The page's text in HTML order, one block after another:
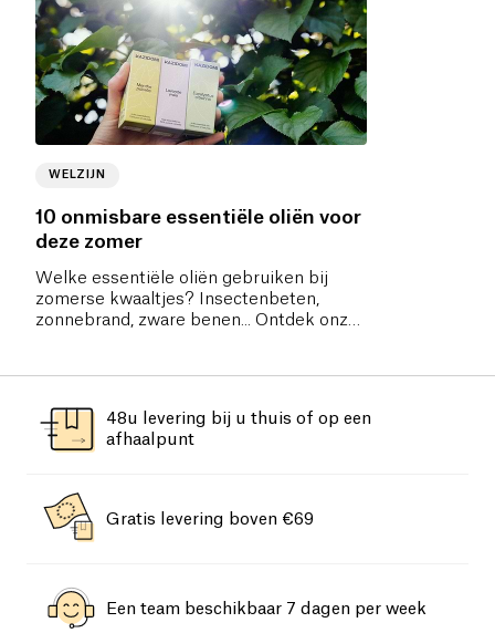
WELZIJN
10 onmisbare essentiële oliën voor
deze zomer
Welke essentiële oliën gebruiken bij
zomerse kwaaltjes? Insectenbeten,
zonnebrand, zware benen... Ontdek onze
48u levering bij u thuis of op een
afhaalpunt
Gratis levering boven €69
Een team beschikbaar 7 dagen per week